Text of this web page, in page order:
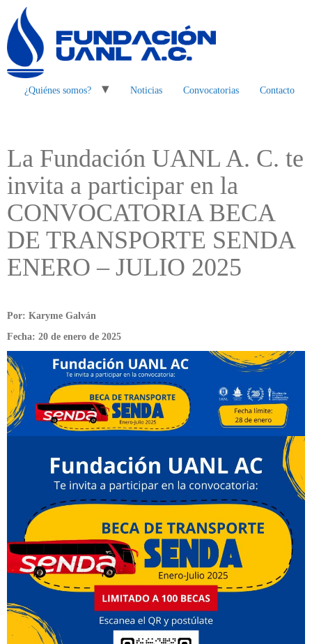
¿Quiénes somos? Noticias Convocatorias Contacto
La Fundación UANL A. C. te
invita a participar en la
CONVOCATORIA BECA
DE TRANSPORTE SENDA
ENERO – JULIO 2025
Por: Karyme Galván
Fecha: 20 de enero de 2025